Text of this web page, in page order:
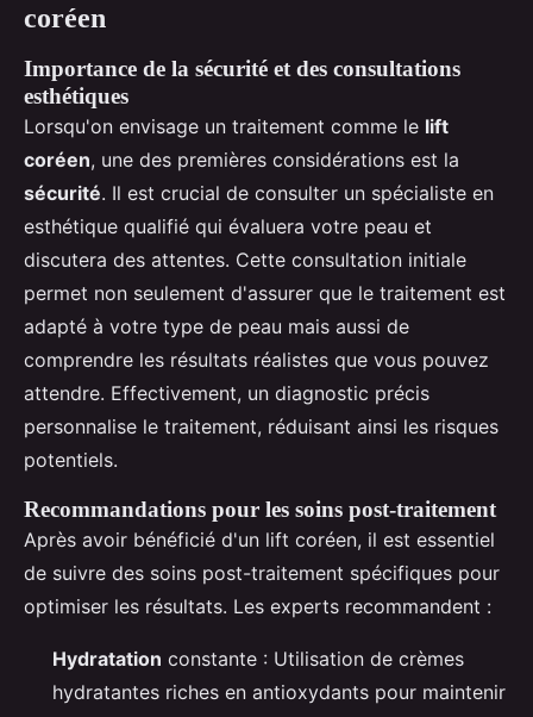
coréen
Importance de la sécurité et des consultations
esthétiques
Lorsqu'on envisage un traitement comme le lift
coréen, une des premières considérations est la
sécurité. Il est crucial de consulter un spécialiste en
esthétique qualifié qui évaluera votre peau et
discutera des attentes. Cette consultation initiale
permet non seulement d'assurer que le traitement est
adapté à votre type de peau mais aussi de
comprendre les résultats réalistes que vous pouvez
attendre. Effectivement, un diagnostic précis
personnalise le traitement, réduisant ainsi les risques
potentiels.
Recommandations pour les soins post-traitement
Après avoir bénéficié d'un lift coréen, il est essentiel
de suivre des soins post-traitement spécifiques pour
optimiser les résultats. Les experts recommandent :
Hydratation constante : Utilisation de crèmes
hydratantes riches en antioxydants pour maintenir